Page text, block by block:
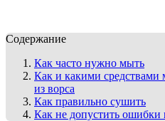
Содержание
Как часто нужно мыть
Как и какими средствами
из ворса
Как правильно сушить
Как не допустить ошибки